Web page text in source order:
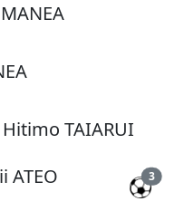
TAIARUI
ATEO
3